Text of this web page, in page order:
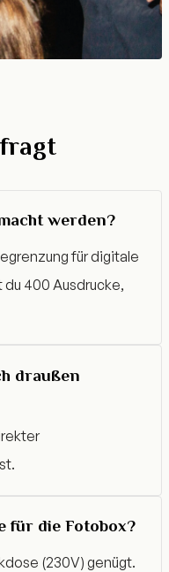
werden?
für digitale
400 Ausdrucke,
draußen
für die Fotobox?
(230V) genügt.